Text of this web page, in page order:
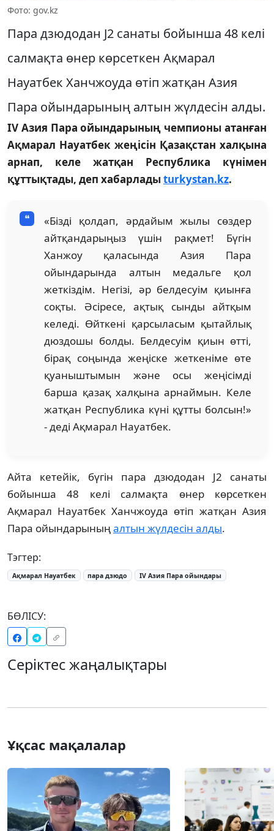
Фото: gov.kz
Пара дзюдодан J2 cанаты бойынша 48 келі
салмақта өнер көрсеткен Ақмарал
Науатбек Ханчжоуда өтіп жатқан Азия
Пара ойындарының алтын жүлдесін алды.
IV Азия Пара ойындарының чемпионы атанған
Ақмарал Науатбек жеңісін Қазақстан халқына
арнап, келе жатқан Республика күнімен
құттықтады, деп хабарладыturkystan.kz.
«Бізді қолдап, әрдайым жылы сөздер
айтқандарыңыз үшін рақмет! Бүгін
Ханжоу қаласында Азия Пара
ойындарында алтын медальге қол
жеткіздім. Негізі, әр белдесуім қиынға
соқты. Әсіресе, ақтық сынды айтқым
келеді. Өйткені қарсыласым қытайлық
дюздошы болды. Белдесуім қиын өтті,
бірақ соңында жеңіске жеткеніме өте
қуаныштымын және осы жеңісімді
барша қазақ халқына арнаймын. Келе
жатқан Республика күні құтты болсын!»
- деді Ақмарал Науатбек.
Айта кетейік, бүгін пара дзюдодан J2 cанаты
бойынша 48 келі салмақта өнер көрсеткен
Ақмарал Науатбек Ханчжоуда өтіп жатқан Азия
Пара ойындарыныңалтын жүлдесін алды.
Тэгтер:
Ақмарал Науатбек пара дзюдо IV Азия Пара ойындары
БӨЛІСУ:
Серіктес жаңалықтары
Ұқсас мақалалар